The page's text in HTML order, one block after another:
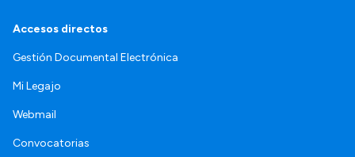
Accesos directos
Gestión Documental Electrónica
Mi Legajo
Webmail
Convocatorias